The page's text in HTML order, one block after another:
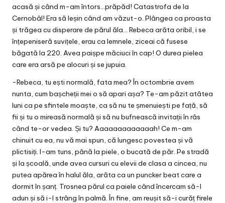
acasă și când m-am întors…prăpăd! Catastrofa de la
Cernobâl! Era să leșin când am văzut-o. Plângea ca proasta
și trăgea cu disperare de părul ăla… Rebeca arăta oribil, i se
înțepeniseră suvițele, erau ca lemnele, ziceai că fusese
băgată la 220. Avea paișpe măciuci în cap! O durea pielea
care era arsă pe alocuri și se jupuia.
-Rebeca, tu ești normală, fata mea? În octombrie avem
nunta, cum bașcheții mei o să apari așa? Te-am păzit atâtea
luni ca pe sfintele moaște, ca să nu te șmenuiești pe față, să
fii și tu o mireasă normală și să nu bufnească invitații în râs
când te-or vedea. Și tu? Aaaaaaaaaaaaah! Ce m-am
chinuit cu ea, nu vă mai spun, că lungesc povestea și vă
plictisiți. I-am tuns, până la piele, o bucată de păr. Pe stradă
și la școală, unde avea cursuri cu elevii de clasa a cincea, nu
putea apărea în halul ăla, arăta ca un puncker beat care a
dormit în șanț. Trosnea părul ca paiele când încercam să-l
adun și să i-l strâng în palmă. În fine, am reușit să-i curăț firele